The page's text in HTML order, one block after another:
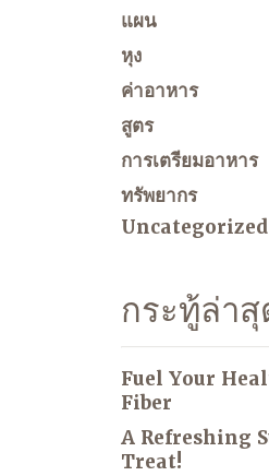
แผน
หุง
ค่าอาหาร
สูตร
การเตรียมอาหาร
ทรัพยากร
กระทู้ล่าสุ
Fuel Your
Fiber
A Refreshing
Treat!